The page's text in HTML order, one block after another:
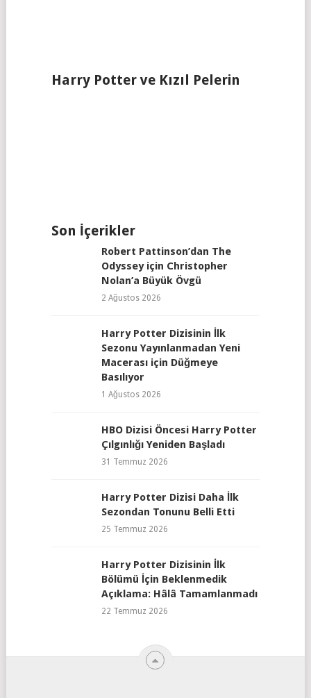
Harry Potter ve Kızıl Pelerin
Son İçerikler
Robert Pattinson’dan The
Odyssey için Christopher
Nolan’a Büyük Övgü
2 Ağustos 2026
Harry Potter Dizisinin İlk
Sezonu Yayınlanmadan Yeni
Macerası için Düğmeye
Basılıyor
1 Ağustos 2026
HBO Dizisi Öncesi Harry Potter
Çılgınlığı Yeniden Başladı
31 Temmuz 2026
Harry Potter Dizisi Daha İlk
Sezondan Tonunu Belli Etti
25 Temmuz 2026
Harry Potter Dizisinin İlk
Bölümü İçin Beklenmedik
Açıklama: Hâlâ Tamamlanmadı
22 Temmuz 2026